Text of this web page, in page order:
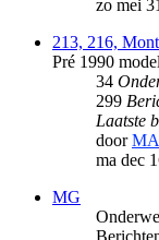
zo mei
213, 216,
Pré 1990
34
299
Laatste
door
ma dec
MG